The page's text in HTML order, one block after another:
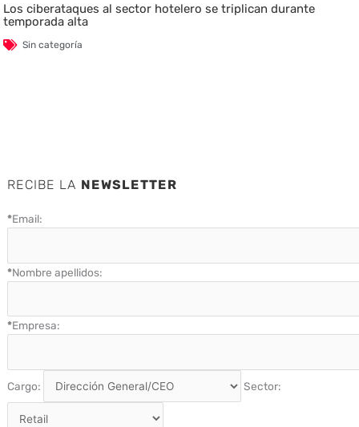
Los ciberataques al sector hotelero se triplican durante
temporada alta
Sin categoría
RECIBE LA NEWSLETTER
*Email:
*Nombre apellidos:
*Empresa:
Cargo: Sector: